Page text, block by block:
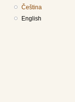
Čeština
English